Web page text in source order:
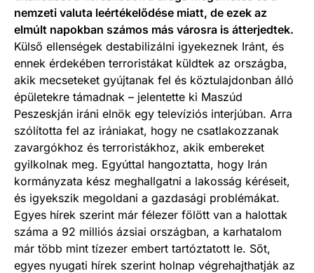
nemzeti valuta leértékelődése miatt, de ezek az
elmúlt napokban számos más városra is átterjedtek.
Külső ellenségek destabilizálni igyekeznek Iránt, és
ennek érdekében terroristákat küldtek az országba,
akik mecseteket gyújtanak fel és köztulajdonban álló
épületekre támadnak – jelentette ki Maszúd
Peszeskján iráni elnök egy televíziós interjúban. Arra
szólította fel az irániakat, hogy ne csatlakozzanak
zavargókhoz és terroristákhoz, akik embereket
gyilkolnak meg. Egyúttal hangoztatta, hogy Irán
kormányzata kész meghallgatni a lakosság kéréseit,
és igyekszik megoldani a gazdasági problémákat.
Egyes hírek szerint már félezer fölött van a halottak
száma a 92 milliós ázsiai országban, a karhatalom
már több mint tízezer embert tartóztatott le. Sőt,
egyes nyugati hírek szerint holnap végrehajthatják az